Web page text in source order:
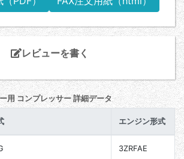
レビューを書く
用 コンプレッサー 詳細データ
エンジン形式
3ZRFAE